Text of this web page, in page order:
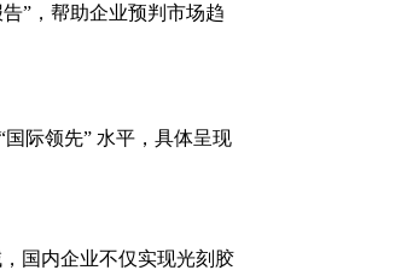
”，帮助企业预判市场趋
际领先” 水平，具体呈现
国内企业不仅实现光刻胶